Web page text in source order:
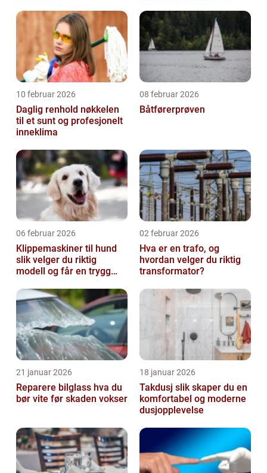
10 februar 2026
Daglig renhold nøkkelen
til et sunt og profesjonelt
inneklima
08 februar 2026
Båtførerprøven
06 februar 2026
Klippemaskiner til hund
slik velger du riktig
modell og får en trygg
02 februar 2026
Hva er en trafo, og
hvordan velger du riktig
transformator?
21 januar 2026
Reparere bilglass hva du
bør vite før skaden vokser
18 januar 2026
Takdusj slik skaper du en
komfortabel og moderne
dusjopplevelse